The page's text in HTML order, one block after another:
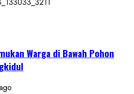
Warga di Bawah Pohon